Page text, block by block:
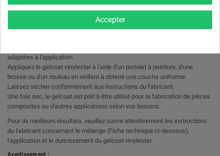
Préparez la surface du moule en la nettoyant soigneusement et en la
adaptées à l'application.
Appliquez le gelcoat vinylester à l'aide d'un pistolet à peinture, d'une
brosse ou d'un rouleau en veillant à obtenir une couche uniforme.
Laissez sécher conformément aux instructions du fabricant.
Une fois sec, le gelcoat est prêt à être utilisé pour la fabrication de pièces
composites ou d'autres applications selon vos besoins.
Pour de meilleurs résultats, veuillez suivre attentivement les instructions
du fabricant concernant le mélange (Fiche technique ci-dessous),
l'application et le durcissement du gelcoat vinylester.
Avertissement :
Accepter